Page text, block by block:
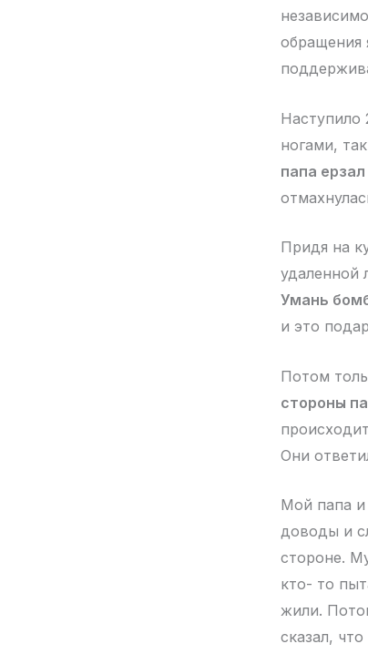
обращения
Наступило
ногами,
папа
Придя на
удаленной
Умань
и это
Потом
стороны
Они
Мой папа и
доводы и
стороне.
кто- то
жили.
сказал,